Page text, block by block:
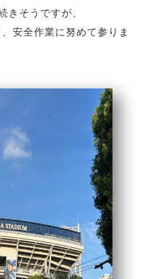
きそうですが、
安全作業に努めて参りま